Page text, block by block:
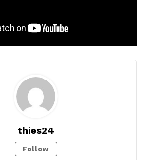
thies24
Follow